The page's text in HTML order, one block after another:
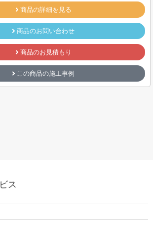
商品の詳細を見る
商品のお問い合わせ
商品のお見積もり
この商品の施工事例
ス